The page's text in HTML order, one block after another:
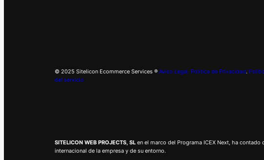
© 2025 Sitelicon Ecommerce Services ® Aviso Legal. Politica de Privacidad.
del servicio
SITELICON WEB PROJECTS, SL en el marco del Programa ICEX Next, ha
internacional de la empresa y de su entorno.